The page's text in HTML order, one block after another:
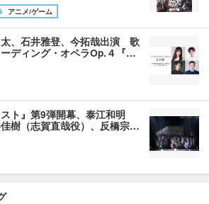
アニメ/ゲーム
、石井雅登、今拓哉出演 歌
ディング・オペラOp.４『…
ト』第9弾開幕、泰江和明
佳樹（志賀直哉役）、反橋宗…